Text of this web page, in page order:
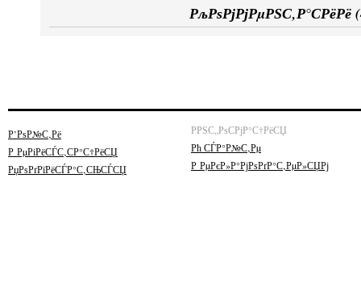
РљРѕРјРјРµРЅС‚Р°СРёРё (
Р’РѕР№С‚Рё
Р РµРіРёСЃС‚СР°С†РёСЏ
РџРѕРґРїРёСЃР°С‚СЊСЃСЏ
РРЅС„РѕСРјР°С†РёСЏ
Рћ СЃР°Р№С‚Рµ
Р РµРєР»Р°РјРѕРґР°С‚РµР»СЏРј